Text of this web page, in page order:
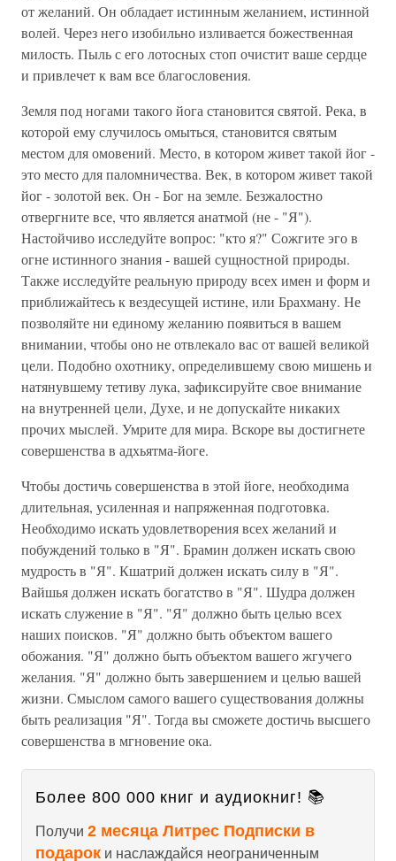
от желаний. Он обладает истинным желанием, истинной
волей. Через него изобильно изливается божественная
милость. Пыль с его лотосных стоп очистит ваше сердце
и привлечет к вам все благословения.
Земля под ногами такого йога становится святой. Река, в
которой ему случилось омыться, становится святым
местом для омовений. Место, в котором живет такой йог -
это место для паломничества. Век, в котором живет такой
йог - золотой век. Он - Бог на земле. Безжалостно
отвергните все, что является анатмой (не - "Я").
Настойчиво исследуйте вопрос: "кто я?" Сожгите эго в
огне истинного знания - вашей сущностной природы.
Также исследуйте реальную природу всех имен и форм и
приближайтесь к вездесущей истине, или Брахману. Не
позволяйте ни единому желанию появиться в вашем
внимании, чтобы оно не отвлекало вас от вашей великой
цели. Подобно охотнику, определившему свою мишень и
натянувшему тетиву лука, зафиксируйте свое внимание
на внутренней цели, Духе, и не допускайте никаких
прочих мыслей. Умрите для мира. Вскоре вы достигнете
совершенства в адхьятма-йоге.
Чтобы достичь совершенства в этой йоге, необходима
длительная, усиленная и напряженная подготовка.
Необходимо искать удовлетворения всех желаний и
побуждений только в "Я". Брамин должен искать свою
мудрость в "Я". Кшатрий должен искать силу в "Я".
Вайшья должен искать богатство в "Я". Шудра должен
искать служение в "Я". "Я" должно быть целью всех
наших поисков. "Я" должно быть объектом вашего
обожания. "Я" должно быть объектом вашего жгучего
желания. "Я" должно быть завершением и целью вашей
жизни. Смыслом самого вашего существования должны
быть реализация "Я". Тогда вы сможете достичь высшего
совершенства в мгновение ока.
Более 800 000 книг и аудиокниг! 📚
Получи 2 месяца Литрес Подписки в
подарок и наслаждайся неограниченным